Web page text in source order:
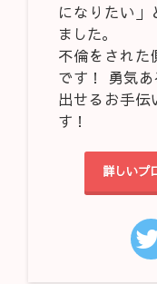
になりたい」
ました。
不倫をされた
です！ 勇気
出せるお手伝
す！
詳しいプ